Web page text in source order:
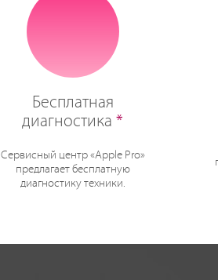
Бесплатная
диагностика*
Сервисный центр «Apple Pro»
предлагает бесплатную
диагностику техники.